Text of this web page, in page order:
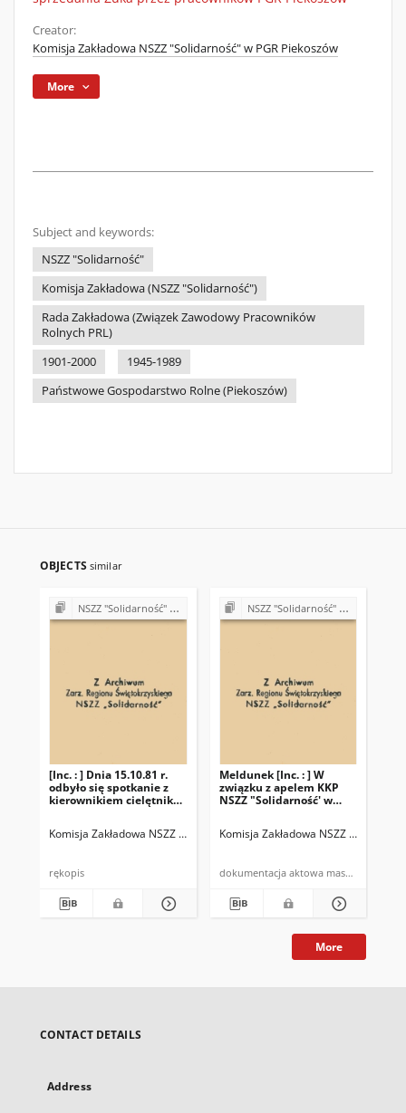
Creator:
Komisja Zakładowa NSZZ "Solidarność" w PGR Piekoszów
More
Subject and keywords:
NSZZ "Solidarność"
Komisja Zakładowa (NSZZ "Solidarność")
Rada Zakładowa (Związek Zawodowy Pracowników
Rolnych PRL)
1901-2000
1945-1989
Państwowe Gospodarstwo Rolne (Piekoszów)
OBJECTS similar
NSZZ "Solidarność" w Państwowym Gospodarstwie Rolnym w Piekoszowie
[Inc. : ] Dnia 15.10.81 r.
odbyło się spotkanie z
kierownikiem cielętnika
Komisja Zakładowa NSZZ "Solidarność" w PGR Piekoszów
rękopis
NSZZ "Solidarność" w Państwowym Gospodarstwie Rolnym w Piekoszowie
Meldunek [Inc. : ] W
związku z apelem KKP
NSZZ "Solidarność' w
Komisja Zakładowa NSZZ
dokumentacja aktowa maszynopis
More
CONTACT DETAILS
Address